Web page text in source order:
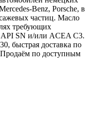
Benz, Porsche, в
частиц. Масло
требующих
API SN и/или ACEA C3.
быстрая доставка по
по доступным